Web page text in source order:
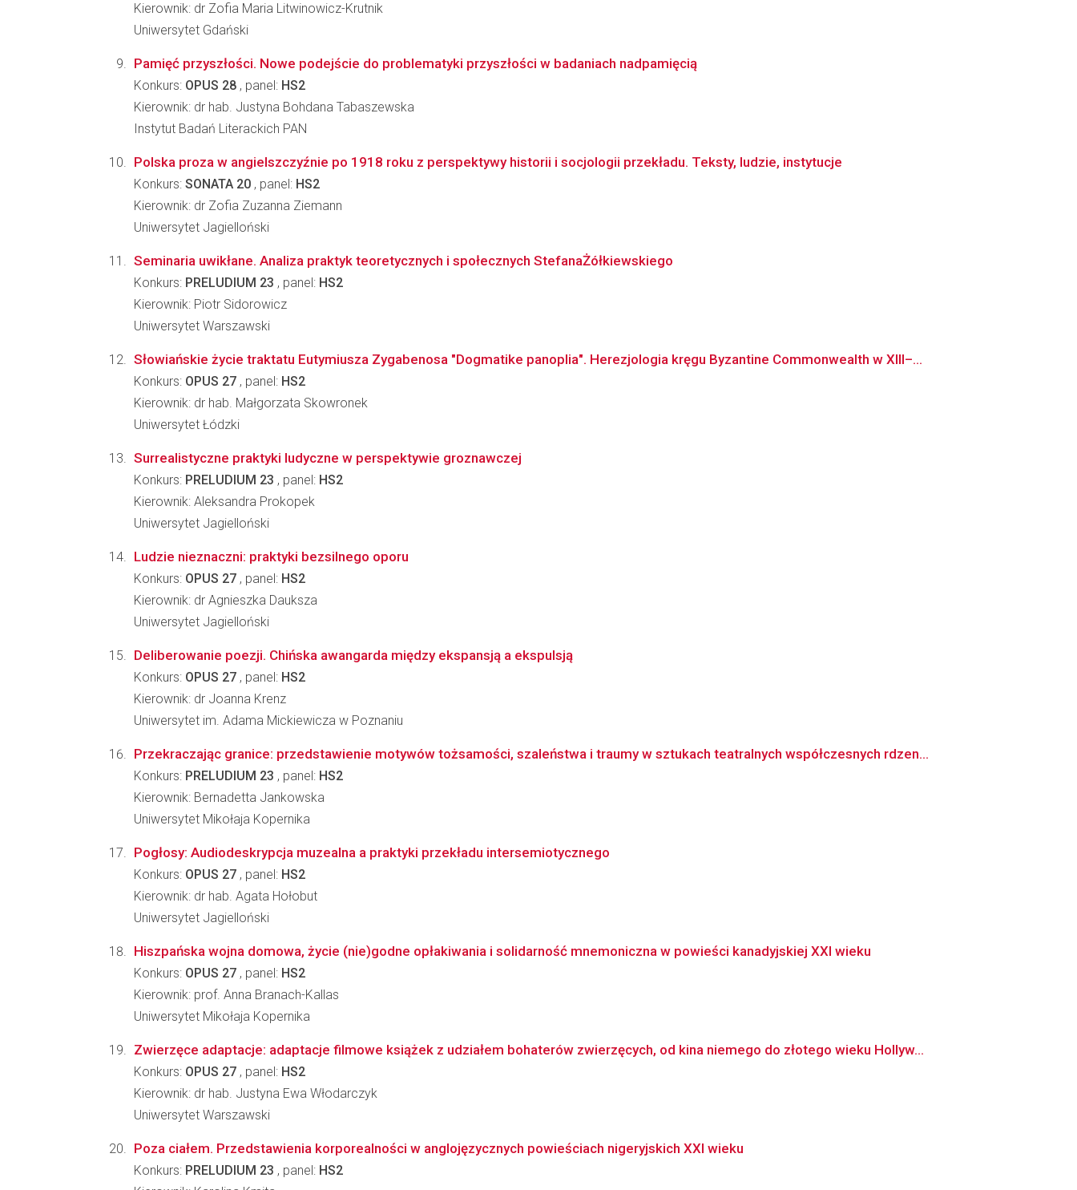
Kierownik: dr Zofia Maria Litwinowicz-Krutnik
Uniwersytet Gdański
Pamięć przyszłości. Nowe podejście do problematyki przyszłości w badaniach nadpamięcią
Konkurs: OPUS 28 , panel: HS2
Kierownik: dr hab. Justyna Bohdana Tabaszewska
Instytut Badań Literackich PAN
Polska proza w angielszczyźnie po 1918 roku z perspektywy historii i socjologii przekładu. Teksty, ludzie, instytucje
Konkurs: SONATA 20 , panel: HS2
Kierownik: dr Zofia Zuzanna Ziemann
Uniwersytet Jagielloński
Seminaria uwikłane. Analiza praktyk teoretycznych i społecznych StefanaŻółkiewskiego
Konkurs: PRELUDIUM 23 , panel: HS2
Kierownik: Piotr Sidorowicz
Uniwersytet Warszawski
Słowiańskie życie traktatu Eutymiusza Zygabenosa "Dogmatike panoplia". Herezjologia kręgu Byzantine Commonwealth w XIII–...
Konkurs: OPUS 27 , panel: HS2
Kierownik: dr hab. Małgorzata Skowronek
Uniwersytet Łódzki
Surrealistyczne praktyki ludyczne w perspektywie groznawczej
Konkurs: PRELUDIUM 23 , panel: HS2
Kierownik: Aleksandra Prokopek
Uniwersytet Jagielloński
Ludzie nieznaczni: praktyki bezsilnego oporu
Konkurs: OPUS 27 , panel: HS2
Kierownik: dr Agnieszka Dauksza
Uniwersytet Jagielloński
Deliberowanie poezji. Chińska awangarda między ekspansją a ekspulsją
Konkurs: OPUS 27 , panel: HS2
Kierownik: dr Joanna Krenz
Uniwersytet im. Adama Mickiewicza w Poznaniu
Przekraczając granice: przedstawienie motywów tożsamości, szaleństwa i traumy w sztukach teatralnych współczesnych rdzen...
Konkurs: PRELUDIUM 23 , panel: HS2
Kierownik: Bernadetta Jankowska
Uniwersytet Mikołaja Kopernika
Pogłosy: Audiodeskrypcja muzealna a praktyki przekładu intersemiotycznego
Konkurs: OPUS 27 , panel: HS2
Kierownik: dr hab. Agata Hołobut
Uniwersytet Jagielloński
Hiszpańska wojna domowa, życie (nie)godne opłakiwania i solidarność mnemoniczna w powieści kanadyjskiej XXI wieku
Konkurs: OPUS 27 , panel: HS2
Kierownik: prof. Anna Branach-Kallas
Uniwersytet Mikołaja Kopernika
Zwierzęce adaptacje: adaptacje filmowe książek z udziałem bohaterów zwierzęcych, od kina niemego do złotego wieku Hollyw...
Konkurs: OPUS 27 , panel: HS2
Kierownik: dr hab. Justyna Ewa Włodarczyk
Uniwersytet Warszawski
Poza ciałem. Przedstawienia korporealności w anglojęzycznych powieściach nigeryjskich XXI wieku
Konkurs: PRELUDIUM 23 , panel: HS2